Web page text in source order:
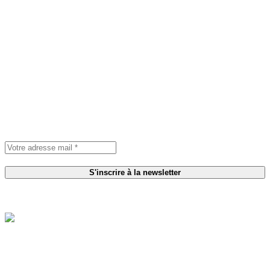
S'inscrire à la newsletter